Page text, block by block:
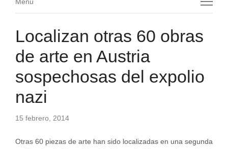
Localizan otras 60 obras
de arte en Austria
sospechosas del expolio
nazi
15 febrero, 2014
Otras 60 piezas de arte han sido localizadas en una segunda